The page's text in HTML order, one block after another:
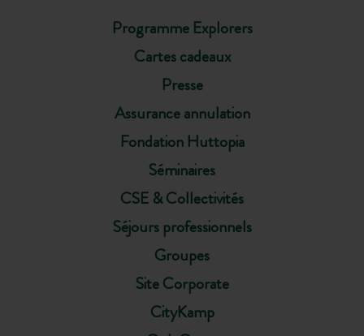
Programme Explorers
Cartes cadeaux
Presse
Assurance annulation
Fondation Huttopia
Séminaires
CSE & Collectivités
Séjours professionnels
Groupes
Site Corporate
CityKamp